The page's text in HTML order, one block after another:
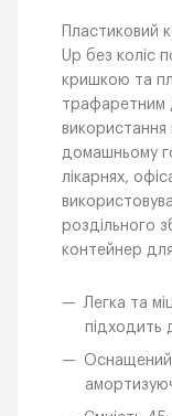
Пластиковий
Up без коліс
кришкою та
трафаретним
використання
домашньому
лікарнях,
роздільного
контейнер
Легка та
підходить
Оснащений